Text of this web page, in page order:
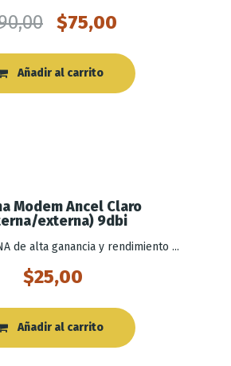
$75,00
Añadir al carrito
Modem Ancel Claro
externa) 9dbi
de alta ganancia y rendimiento ...
$25,00
Añadir al carrito